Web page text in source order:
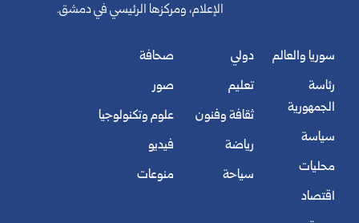
الإعلام، ومركزها الرئيسي في دمشق.
سوريا والعالم
رئاسة
الجمهورية
سياسة
محليات
اقتصاد
دولي
تعليم
ثقافة وفنون
رياضة
سياحة
صحافة
صور
علوم وتكنولوجيا
فيديو
منوعات